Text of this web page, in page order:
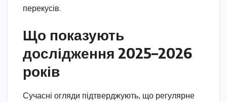
перекусів.
Що показують
дослідження 2025–2026
років
Сучасні огляди підтверджують, що регулярне